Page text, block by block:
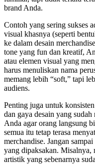
brand Anda.
Contoh yang sering sukses
visual khasnya (seperti
ke dalam desain
tone yang fun dan kreatif,
atau elemen visual yang
harus menuliskan nama
memang lebih “soft,” tapi
audiens.
Penting juga untuk
dan gaya desain yang
Anda agar orang langsung
semua itu tetap terasa
merchandise. Jangan
yang dipaksakan. Misalnya,
artistik yang sebenarnya